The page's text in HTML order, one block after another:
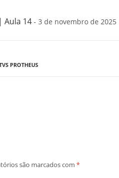
Aula 14 - 3 de novembro de 2025
PROTHEUS
são marcados com *